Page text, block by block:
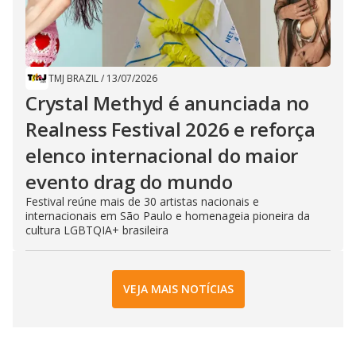
TMJ BRAZIL/ 13/07/2026
Crystal Methyd é anunciada no
Realness Festival 2026 e reforça
elenco internacional do maior
evento drag do mundo
Festival reúne mais de 30 artistas nacionais e
internacionais em São Paulo e homenageia pioneira da
cultura LGBTQIA+ brasileira
VEJA MAIS NOTÍCIAS